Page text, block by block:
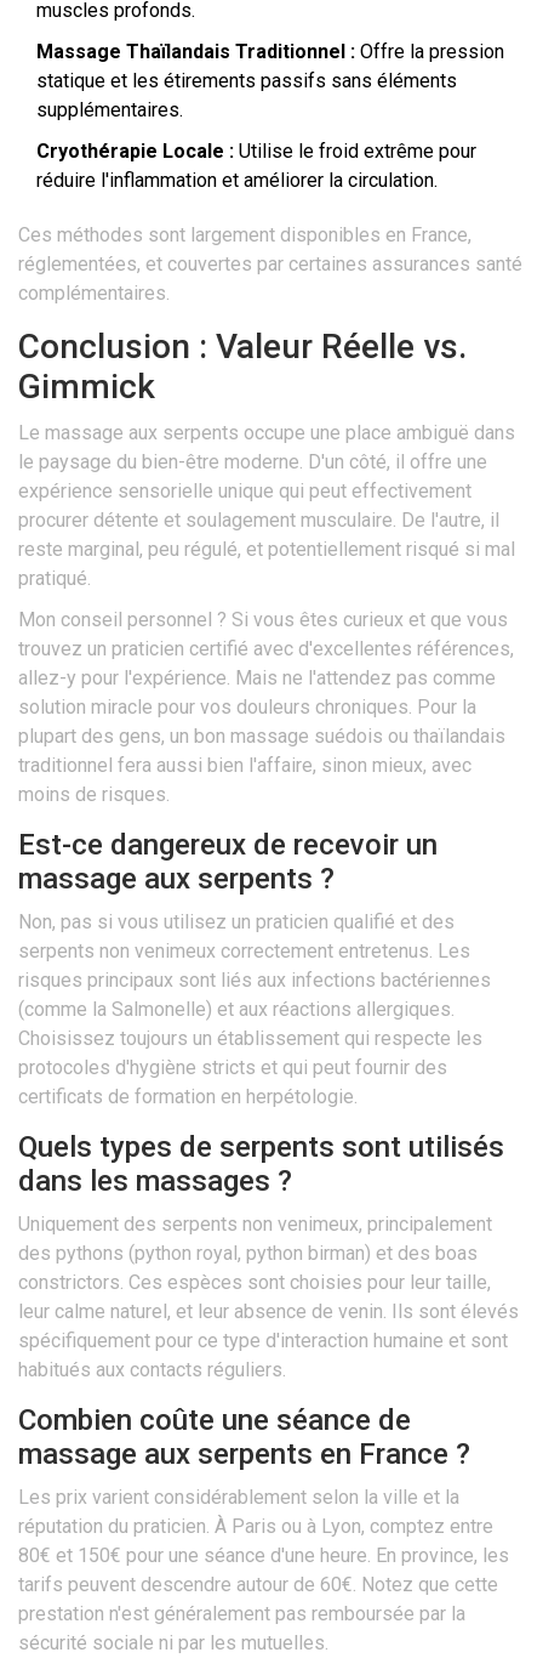
muscles profonds.
Massage Thaïlandais Traditionnel : Offre la pression
statique et les étirements passifs sans éléments
supplémentaires.
Cryothérapie Locale : Utilise le froid extrême pour
réduire l'inflammation et améliorer la circulation.
Ces méthodes sont largement disponibles en France,
réglementées, et couvertes par certaines assurances santé
complémentaires.
Conclusion : Valeur Réelle vs.
Gimmick
Le massage aux serpents occupe une place ambiguë dans
le paysage du bien-être moderne. D'un côté, il offre une
expérience sensorielle unique qui peut effectivement
procurer détente et soulagement musculaire. De l'autre, il
reste marginal, peu régulé, et potentiellement risqué si mal
pratiqué.
Mon conseil personnel ? Si vous êtes curieux et que vous
trouvez un praticien certifié avec d'excellentes références,
allez-y pour l'expérience. Mais ne l'attendez pas comme
solution miracle pour vos douleurs chroniques. Pour la
plupart des gens, un bon massage suédois ou thaïlandais
traditionnel fera aussi bien l'affaire, sinon mieux, avec
moins de risques.
Est-ce dangereux de recevoir un
massage aux serpents ?
Non, pas si vous utilisez un praticien qualifié et des
serpents non venimeux correctement entretenus. Les
risques principaux sont liés aux infections bactériennes
(comme la Salmonelle) et aux réactions allergiques.
Choisissez toujours un établissement qui respecte les
protocoles d'hygiène stricts et qui peut fournir des
certificats de formation en herpétologie.
Quels types de serpents sont utilisés
dans les massages ?
Uniquement des serpents non venimeux, principalement
des pythons (python royal, python birman) et des boas
constrictors. Ces espèces sont choisies pour leur taille,
leur calme naturel, et leur absence de venin. Ils sont élevés
spécifiquement pour ce type d'interaction humaine et sont
habitués aux contacts réguliers.
Combien coûte une séance de
massage aux serpents en France ?
Les prix varient considérablement selon la ville et la
réputation du praticien. À Paris ou à Lyon, comptez entre
80€ et 150€ pour une séance d'une heure. En province, les
tarifs peuvent descendre autour de 60€. Notez que cette
prestation n'est généralement pas remboursée par la
sécurité sociale ni par les mutuelles.